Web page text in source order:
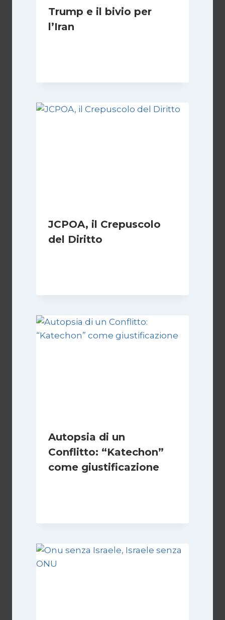
Trump e il bivio per
l’Iran
JCPOA, il Crepuscolo
del Diritto
Autopsia di un
Conflitto: “Katechon”
come giustificazione